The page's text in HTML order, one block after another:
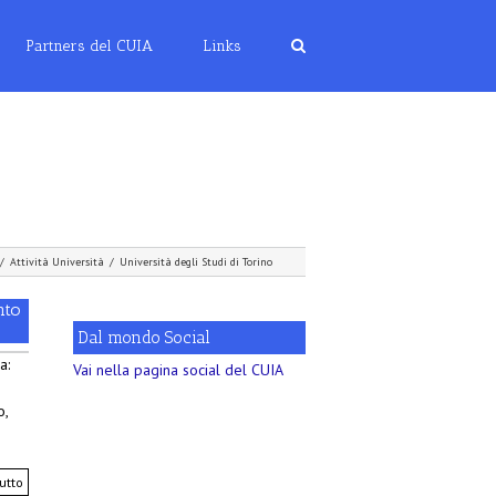
Partners del CUIA Links
/ Attività Università / Università degli Studi di Torino
Dal mondo Social
Vai nella pagina social del CUIA